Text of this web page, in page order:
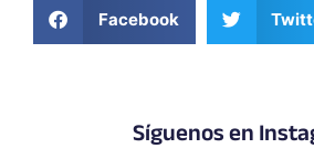
Facebook
Síguenos en